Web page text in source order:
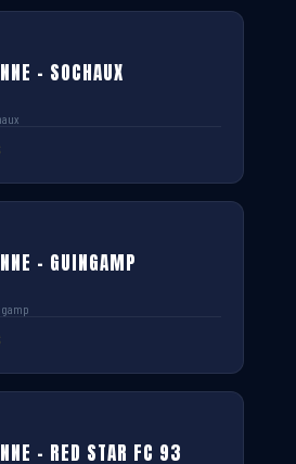
– SOCHAUX
– GUINGAMP
– RED STAR FC 93